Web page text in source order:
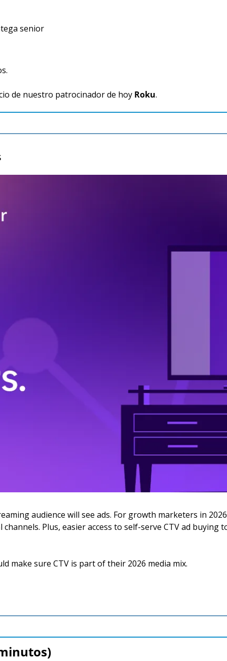
senior
de nuestro patrocinador de hoy Roku.
audience will see ads. For growth marketers in
Plus, easier access to self-serve CTV ad
make sure CTV is part of their 2026 media mix.